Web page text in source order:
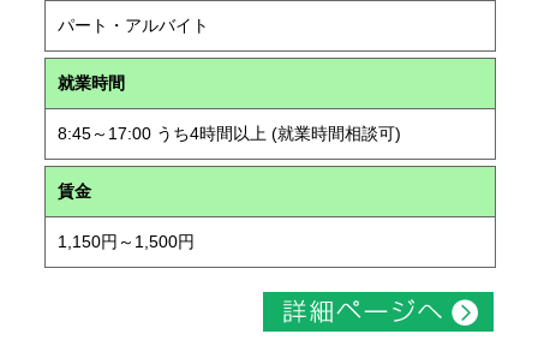
パート・アルバイト
就業時間
8:45～17:00 うち4時間以上 (就業時間相談可)
賃金
1,150円～1,500円